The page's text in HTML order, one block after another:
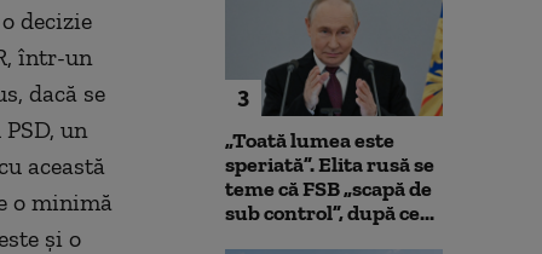
decizie
într-un
dacă se
un
această
o minimă
şi o
3
„Toată lumea este
speriată”. Elita rusă se
teme că FSB „scapă de
sub control”, după ce...